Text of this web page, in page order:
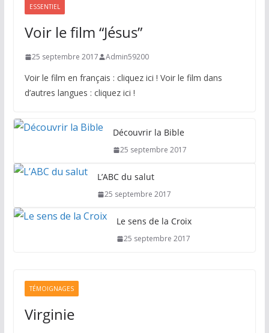
ESSENTIEL
Voir le film “Jésus”
25 septembre 2017 Admin59200
Voir le film en français : cliquez ici ! Voir le film dans
d’autres langues : cliquez ici !
Découvrir la Bible
25 septembre 2017
L’ABC du salut
25 septembre 2017
Le sens de la Croix
25 septembre 2017
TÉMOIGNAGES
Virginie